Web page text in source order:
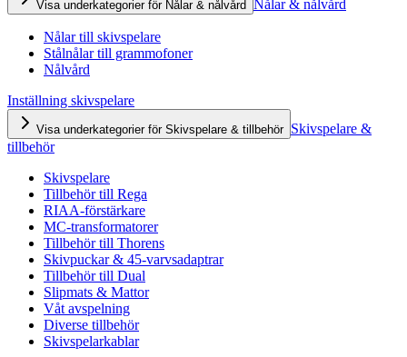
Visa underkategorier för Nålar & nålvård Nålar & nålvård
Nålar till skivspelare
Stålnålar till grammofoner
Nålvård
Inställning skivspelare
Visa underkategorier för Skivspelare & tillbehör Skivspelare &
tillbehör
Skivspelare
Tillbehör till Rega
RIAA-förstärkare
MC-transformatorer
Tillbehör till Thorens
Skivpuckar & 45-varvsadaptrar
Tillbehör till Dual
Slipmats & Mattor
Våt avspelning
Diverse tillbehör
Skivspelarkablar